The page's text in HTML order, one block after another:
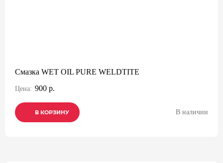
Смазка WET OIL PURE WELDTITE
Цена: 900 р.
В КОРЗИНУ
В КОРЗИНУ
В КОРЗИНУ В наличии